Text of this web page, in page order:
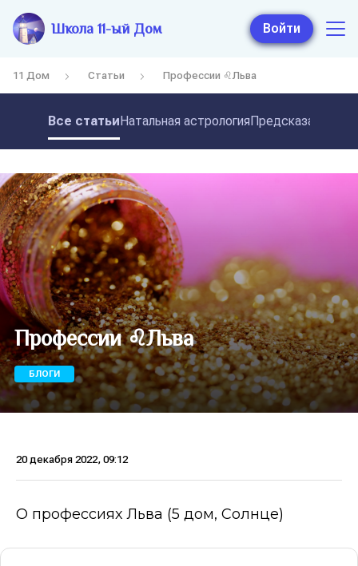
Школа 11-ый Дом Войти
11 Дом Статьи Профессии ♌Льва
Все статьиНатальная астрология
Профессии ♌Льва
БЛОГИ
20 декабря 2022, 09:12
О профессиях Льва (5 дом, Солнце)